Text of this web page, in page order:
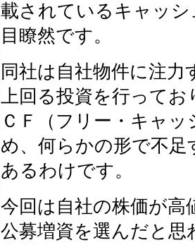
載されているキャッ
目瞭然です。
同社は自社物件に注
上回る投資を行ってお
ＣＦ（フリー・キャ
め、何らかの形で不
あるわけです。
今回は自社の株価が
公募増資を選んだと